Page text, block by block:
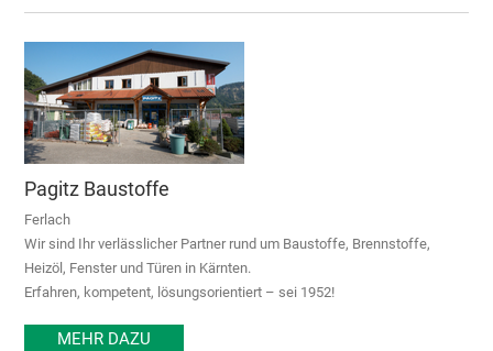
Pagitz Baustoffe
Ferlach
Wir sind Ihr verlässlicher Partner rund um Baustoffe, Brennstoffe,
Heizöl, Fenster und Türen in Kärnten.
Erfahren, kompetent, lösungsorientiert – sei 1952!
MEHR DAZU